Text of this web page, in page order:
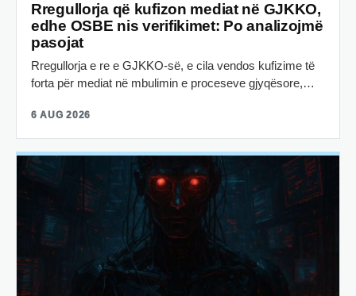
Rregullorja që kufizon mediat në GJKKO,
edhe OSBE nis verifikimet: Po analizojmë
pasojat
Rregullorja e re e GJKKO-së, e cila vendos kufizime të
forta për mediat në mbulimin e proceseve gjyqësore,…
6 AUG 2026